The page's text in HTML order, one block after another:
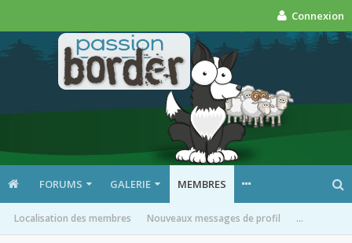
Connexion
FORUMS GALERIE MEMBRES
Localisation des membres Nouveaux messages de profil ...